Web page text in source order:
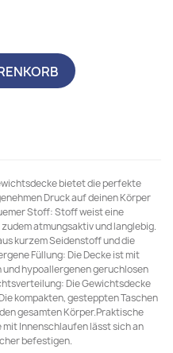
bietet die perfekte
Druck auf deinen Körper
Stoff: Stoff weist eine
atmungsaktiv und langlebig.
kurzem Seidenstoff und die
Füllung: Die Decke ist mit
hypoallergenen geruchlosen
Die Gewichtsdecke
kompakten, gesteppten Taschen
gesamten Körper.Praktische
Innenschlaufen lässt sich an
befestigen.